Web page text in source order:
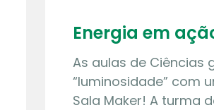
Energia em
As aulas de Ciências
“luminosidade” com
Sala Maker! A turma